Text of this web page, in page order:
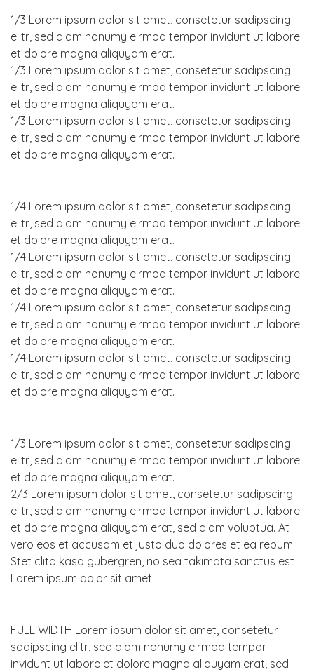
1/3 Lorem ipsum dolor sit amet, consetetur sadipscing
elitr, sed diam nonumy eirmod tempor invidunt ut labore
et dolore magna aliquyam erat.
1/3 Lorem ipsum dolor sit amet, consetetur sadipscing
elitr, sed diam nonumy eirmod tempor invidunt ut labore
et dolore magna aliquyam erat.
1/3 Lorem ipsum dolor sit amet, consetetur sadipscing
elitr, sed diam nonumy eirmod tempor invidunt ut labore
et dolore magna aliquyam erat.
1/4 Lorem ipsum dolor sit amet, consetetur sadipscing
elitr, sed diam nonumy eirmod tempor invidunt ut labore
et dolore magna aliquyam erat.
1/4 Lorem ipsum dolor sit amet, consetetur sadipscing
elitr, sed diam nonumy eirmod tempor invidunt ut labore
et dolore magna aliquyam erat.
1/4 Lorem ipsum dolor sit amet, consetetur sadipscing
elitr, sed diam nonumy eirmod tempor invidunt ut labore
et dolore magna aliquyam erat.
1/4 Lorem ipsum dolor sit amet, consetetur sadipscing
elitr, sed diam nonumy eirmod tempor invidunt ut labore
et dolore magna aliquyam erat.
1/3 Lorem ipsum dolor sit amet, consetetur sadipscing
elitr, sed diam nonumy eirmod tempor invidunt ut labore
et dolore magna aliquyam erat.
2/3 Lorem ipsum dolor sit amet, consetetur sadipscing
elitr, sed diam nonumy eirmod tempor invidunt ut labore
et dolore magna aliquyam erat, sed diam voluptua. At
vero eos et accusam et justo duo dolores et ea rebum.
Stet clita kasd gubergren, no sea takimata sanctus est
Lorem ipsum dolor sit amet.
FULL WIDTH Lorem ipsum dolor sit amet, consetetur
sadipscing elitr, sed diam nonumy eirmod tempor
invidunt ut labore et dolore magna aliquyam erat, sed